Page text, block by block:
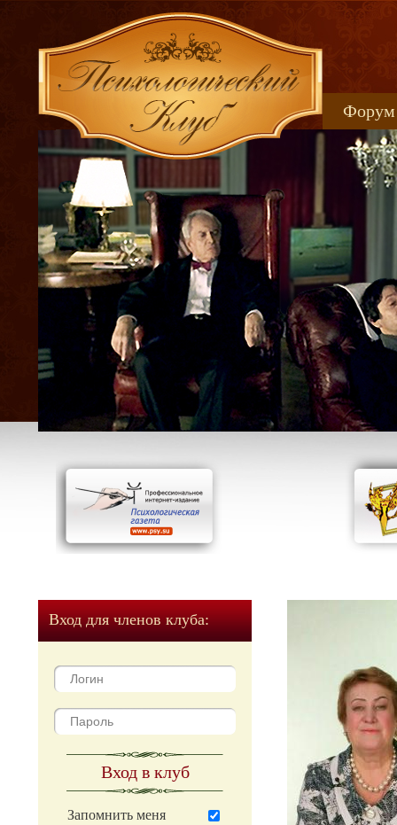
Форум
Вход для членов клуба:
Вход в клуб
Запомнить меня